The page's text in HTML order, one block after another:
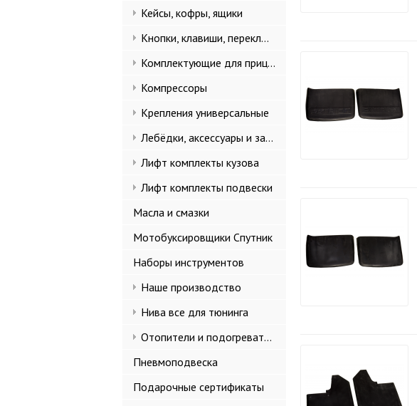
Кейсы, кофры, ящики
Кнопки, клавиши, переключатели
Комплектующие для прицепов
Компрессоры
Крепления универсальные
Лебёдки, аксессуары и запчасти
Лифт комплекты кузова
Лифт комплекты подвески
Масла и смазки
Мотобуксировщики Спутник
Наборы инструментов
Наше производство
Нива все для тюнинга
Отопители и подогреватели
Пневмоподвеска
Подарочные сертификаты